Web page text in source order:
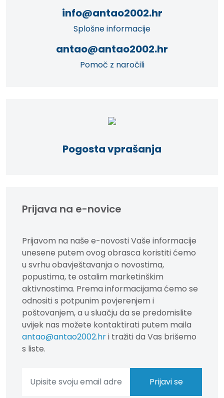
info@antao2002.hr
Splošne informacije
antao@antao2002.hr
Pomoč z naročili
Pogosta vprašanja
Prijava na e-novice
Prijavom na naše e-novosti Vaše informacije
unesene putem ovog obrasca koristiti ćemo
u svrhu obavještavanja o novostima,
popustima, te ostalim marketinškim
aktivnostima. Prema informacijama ćemo se
odnositi s potpunim povjerenjem i
poštovanjem, a u sluačju da se predomislite
uvijek nas možete kontaktirati putem maila
antao@antao2002.hri tražiti da Vas brišemo
s liste.